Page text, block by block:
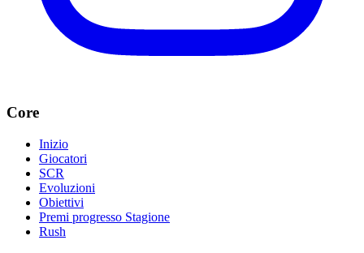
Core
Inizio
Giocatori
SCR
Evoluzioni
Obiettivi
Premi progresso Stagione
Rush